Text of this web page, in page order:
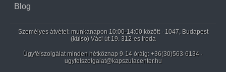
Blog
Személyes átvétel: munkanapon 10:00-14:00 között · 1047, Budapest
(külső) Váci út 19. 312-es iroda
Ügyfélszolgálat minden hétköznap 9-14 óráig: +36(30)563-6134 ·
ugyfelszolgalat@kapszulacenter.hu